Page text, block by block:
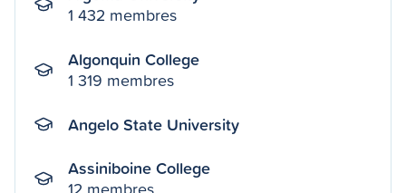
1 432 membres
Algonquin College
1 319 membres
Angelo State University
Assiniboine College